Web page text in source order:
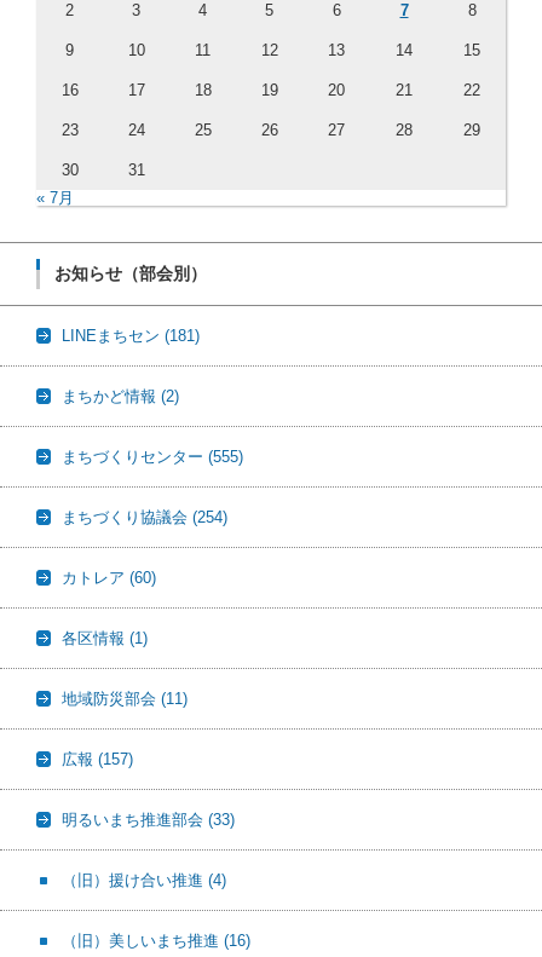
2 3 4 5 6 7 8
9 10 11 12 13 14 15
16 17 18 19 20 21 22
23 24 25 26 27 28 29
30
31
« 7月
お知らせ（部会別）
LINEまちセン (181)
まちかど情報 (2)
まちづくりセンター (555)
まちづくり協議会 (254)
カトレア (60)
各区情報 (1)
地域防災部会 (11)
広報 (157)
明るいまち推進部会 (33)
（旧）援け合い推進 (4)
（旧）美しいまち推進 (16)